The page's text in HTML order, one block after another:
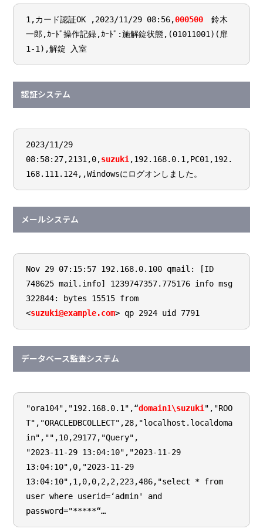
1,カード認証OK ,2023/11/29 08:56,000500 鈴木
一郎,ｶｰﾄﾞ操作記録,ｶｰﾄﾞ:施解錠状態,(01011001)(扉
1-1),解錠 入室
認証システム
2023/11/29
08:58:27,2131,0,suzuki ,192.168.0.1,PC01,192.
168.111.124,,Windowsにログオンしました。
メールシステム
Nov 29 07:15:57 192.168.0.100 qmail: [ID
748625 mail.info] 1239747357.775176 info msg
322844: bytes 15515 from
<suzuki@example.com> qp 2924 uid 7791
データベース監査システム
"ora104","192.168.0.1",“domain1\suzuki","ROO
T","ORACLEDBCOLLECT",28,"localhost.localdoma
in","",10,29177,"Query",
"2023-11-29 13:04:10","2023-11-29
13:04:10",0,"2023-11-29
13:04:10",1,0,0,2,2,223,486,"select * from
user where userid=‘admin' and
password="*****“…